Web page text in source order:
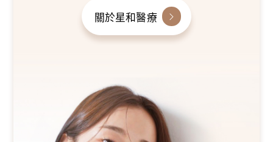
關於星和醫療